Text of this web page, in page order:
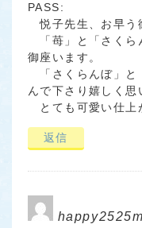
PASS:
悦子先生、お早う
「苺」と「さくら
御座います。
「さくらんぼ」と
んで下さり嬉しく思
とても可愛い仕上
返信